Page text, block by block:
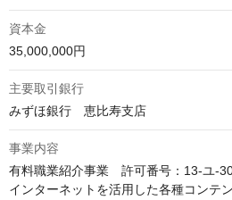
資本金
35,000,000円
主要取引銀行
みずほ銀行　恵比寿支店
事業内容
有料職業紹介事業　許可番号：13-ユ-
インターネットを活用した各種コンテ